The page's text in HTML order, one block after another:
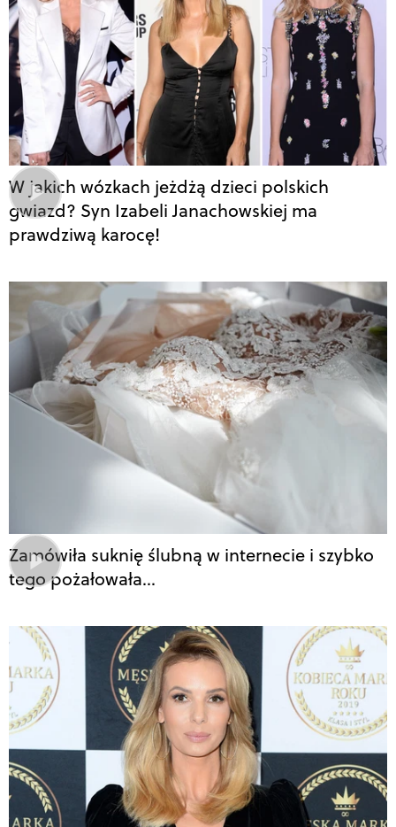
W jakich wózkach jeżdżą dzieci polskich
gwiazd? Syn Izabeli Janachowskiej ma
prawdziwą karocę!
Zamówiła suknię ślubną w internecie i szybko
tego pożałowała…